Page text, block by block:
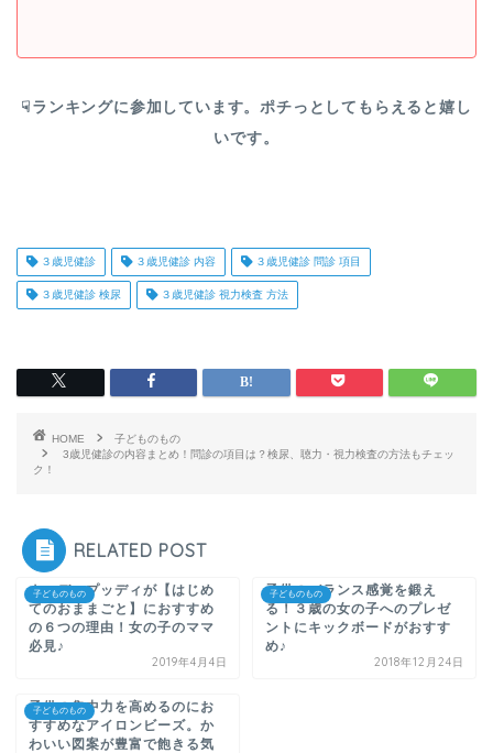
☟ランキングに参加しています。ポチっとしてもらえると嬉し
いです。
３歳児健診 ３歳児健診 内容 ３歳児健診 問診 項目
３歳児健診 検尿 ３歳児健診 視力検査 方法
HOME
子どものもの
3歳児健診の内容まとめ！問診の項目は？検尿、聴力・視力検査の方法もチェッ
ク！
RELATED POST
子どものもの
ウッディプッディが【はじめ
てのおままごと】におすすめ
の６つの理由！女の子のママ
必見♪
2019年4月4日
子どものもの
子供のバランス感覚を鍛え
る！３歳の女の子へのプレゼ
ントにキックボードがおすす
め♪
2018年12月24日
子どものもの
子供の集中力を高めるのにお
すすめなアイロンビーズ。か
わいい図案が豊富で飽きる気